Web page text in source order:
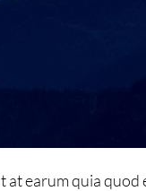
earum quia